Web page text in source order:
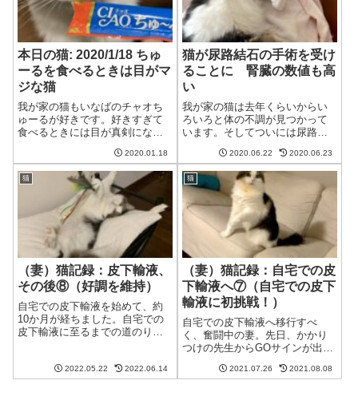
本日の猫: 2020/1/18 ちゅ
ーるを食べるときは目がマ
ジな猫
我が家の猫もいなばのチャオち
ゅーるが好きです。好きすぎて
食べるときには目が真剣になり
したくない猫猫む、これはちゅ
ーる！！誰にも渡さないわね。
猫まだまだ！！猫もう少し…妻
だんだん疲れて勢いがなくなっ
てきてますよ勢い...
2020.01.18
猫が尿路結石の手術を受け
ることに 腎臓の数値も高
い
我が家の猫は去年くらいからい
ろいろと体の不調が見つかって
います。そしてついには尿路結
した。腎臓の数値も高くて心配
です。クレアチニンが8.25、
BUNが111.2に病院に言った理由
は高カルシウム血症の定期検査
のため...
2020.06.22 2020.06.23
猫
（妻）猫記録：皮下輸液、
その後⑧（好調を維持）
自宅での皮下輸液を始めて、約
10か月が経ちました。自宅での
皮下輸液に至るまでの道のりに
宅での皮下輸液に必要なものや
費用、やり方、失敗例などを載
2022.05.22 2022.06.14
猫
（妻）猫記録：自宅での皮
下輸液へ⑦（自宅での皮下
輸液に初挑戦！）
自宅での皮下輸液へ移行すべ
く、奮闘中の妻。先日、かかり
つけの先生からGOサインが出
へ移行できることとなりまし
2021.07.26 2021.08.08